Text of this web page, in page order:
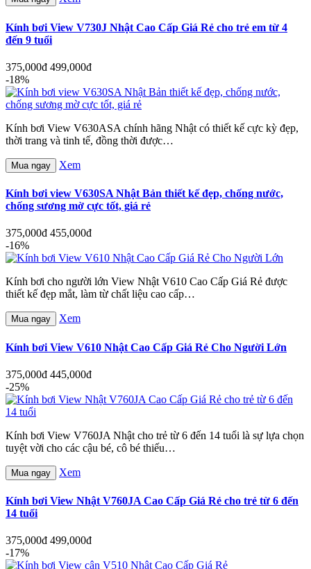
Kính bơi View V730J Nhật Cao Cấp Giá Rẻ cho trẻ em từ 4
đến 9 tuổi
375,000đ 499,000đ
-18%
Kính bơi View V630ASA chính hãng Nhật có thiết kế cực kỳ đẹp,
thời trang và tinh tế, đồng thời được…
Mua ngay Xem
Kính bơi view V630SA Nhật Bản thiết kế đẹp, chống nước,
chống sương mờ cực tốt, giá rẻ
375,000đ 455,000đ
-16%
Kính bơi cho người lớn View Nhật V610 Cao Cấp Giá Rẻ được
thiết kế đẹp mắt, làm từ chất liệu cao cấp…
Mua ngay Xem
Kính bơi View V610 Nhật Cao Cấp Giá Rẻ Cho Người Lớn
375,000đ 445,000đ
-25%
Kính bơi View V760JA Nhật cho trẻ từ 6 đến 14 tuổi là sự lựa chọn
tuyệt vời cho các cậu bé, cô bé thiếu…
Mua ngay Xem
Kính bơi View Nhật V760JA Cao Cấp Giá Rẻ cho trẻ từ 6 đến
14 tuổi
375,000đ 499,000đ
-17%